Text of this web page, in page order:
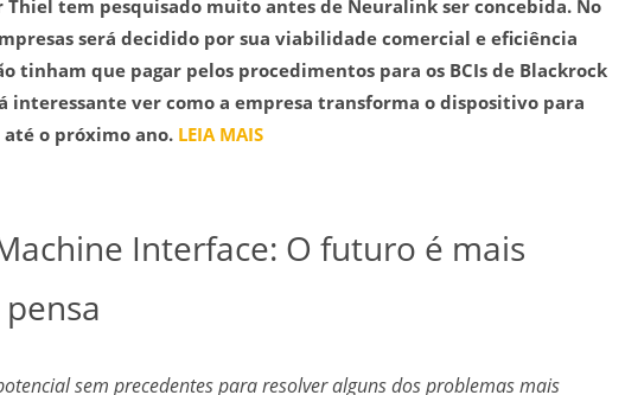
Thiel tem pesquisado muito antes de Neuralink ser concebida. No
será decidido por sua viabilidade comercial e eficiência
tinham que pagar pelos procedimentos para os BCIs de Blackrock
interessante ver como a empresa transforma o dispositivo para
o próximo ano. LEIA MAIS
Interface: O futuro é mais
sem precedentes para resolver alguns dos problemas mais